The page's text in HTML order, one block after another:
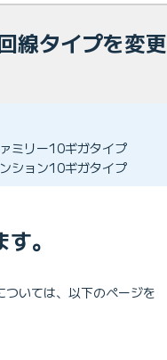
線タイプを変更
ミリー10ギガタイプ
ション10ギガタイプ
。
いては、以下のページを